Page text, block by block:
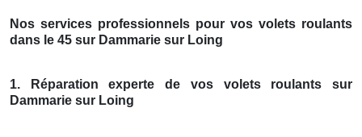
Nos services professionnels pour vos volets roulants
dans le 45 sur Dammarie sur Loing
1. Réparation experte de vos volets roulants sur
Dammarie sur Loing